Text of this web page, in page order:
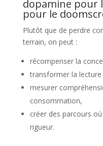
dopamine pour
pour le
Plutôt que de perdre
terrain, on peut :
récompenser la
transformer la
mesurer
consommation,
créer des parcours
rigueur.